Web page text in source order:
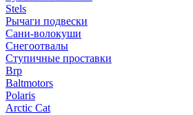
Stels
Рычаги подвески
Сани-волокуши
Снегоотвалы
Ступичные проставки
Brp
Baltmotors
Polaris
Arctic Cat